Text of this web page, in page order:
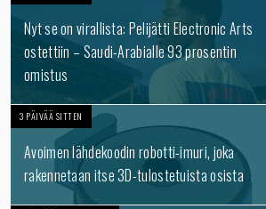
Nyt se on virallista: Pelijätti Electronic Arts
ostettiin – Saudi-Arabialle 93 prosentin
omistus
3 PÄIVÄÄ SITTEN
Avoimen lähdekoodin robotti-imuri, joka
rakennetaan itse 3D-tulostetuista osista